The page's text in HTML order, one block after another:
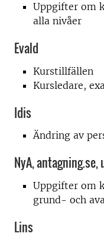
Uppgifter om
alla nivåer
Evald
Kurstillfällen
Kursledare,
Idis
Ändring av
NyA,
Uppgifter om
grund- och
Lins